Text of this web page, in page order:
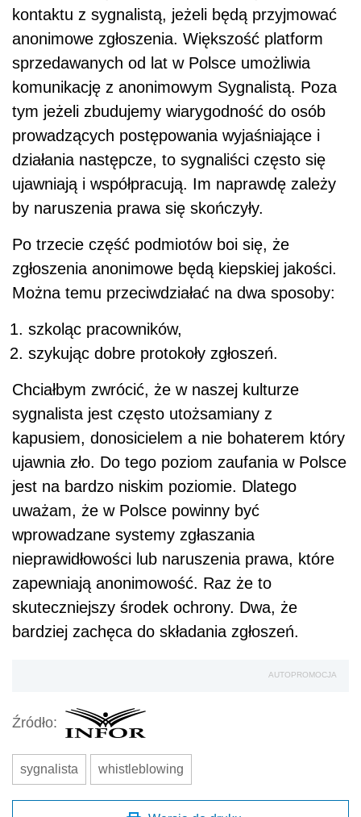
kontaktu z sygnalistą, jeżeli będą przyjmować
anonimowe zgłoszenia. Większość platform
sprzedawanych od lat w Polsce umożliwia
komunikację z anonimowym Sygnalistą. Poza
tym jeżeli zbudujemy wiarygodność do osób
prowadzących postępowania wyjaśniające i
działania następcze, to sygnaliści często się
ujawniają i współpracują. Im naprawdę zależy
by naruszenia prawa się skończyły.
Po trzecie część podmiotów boi się, że
zgłoszenia anonimowe będą kiepskiej jakości.
Można temu przeciwdziałać na dwa sposoby:
szkoląc pracowników,
szykując dobre protokoły zgłoszeń.
Chciałbym zwrócić, że w naszej kulturze
sygnalista jest często utożsamiany z
kapusiem, donosicielem a nie bohaterem który
ujawnia zło. Do tego poziom zaufania w Polsce
jest na bardzo niskim poziomie. Dlatego
uważam, że w Polsce powinny być
wprowadzane systemy zgłaszania
nieprawidłowości lub naruszenia prawa, które
zapewniają anonimowość. Raz że to
skuteczniejszy środek ochrony. Dwa, że
bardziej zachęca do składania zgłoszeń.
AUTOPROMOCJA
Źródło:
sygnalista whistleblowing